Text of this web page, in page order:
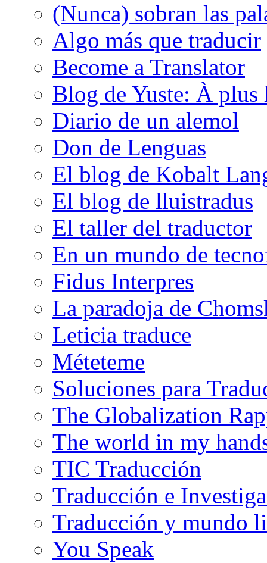
(Nunca) sobran las
Algo más que traducir
Become a Translator
Blog de Yuste: À plus
Diario de un alemol
Don de Lenguas
El blog de Kobalt
El blog de lluistradus
El taller del traductor
En un mundo de
Fidus Interpres
La paradoja de
Leticia traduce
Méteteme
Soluciones para
The Globalization
The world in my
TIC Traducción
Traducción e
Traducción y mundo
You Speak